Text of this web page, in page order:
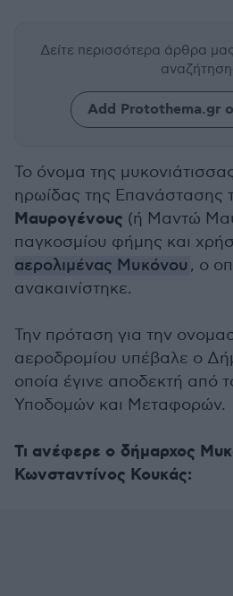
Δείτε περισσότερα άρθρα
Add Protothema.gr
Το όνομα της
ηρωίδας της Επανάστασης
Μαυρογένους (ή Μαντώ
παγκοσμίου φήμης και
αερολιμένας Μυκόνου , ο
ανακαινίστηκε.
Την πρόταση για την
αεροδρομίου υπέβαλε ο
οποία έγινε αποδεκτή από
Υποδομών και Μεταφορών.
Τι ανέφερε ο δήμαρχος
Κωνσταντίνος Κουκάς: